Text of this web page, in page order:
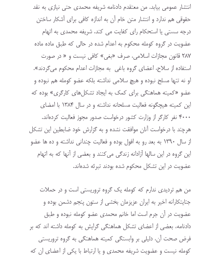
انتشار عمومی بیابد. من معتقدم دادنامه شریفه محمدی حتی نیازی به نقد
حقوقی هم ندارد و انتشار متن خام آن به اندازه کافی برای آشکار ساختن
درجه سستی یا استحکام رای کفایت می کند. شریفه محمدی به اتهام
عضویت در گروه کومله محکوم به اعدام شده در حالی که طبق ماده ماده
۲۸۷ قانون مجازات اسلامی، صرف «بغی» کافی نیست و « در صورت
استفاده از سلاح، اعضای گروه باغی به مجازات اعدام محکوم می‌گردند».
او نه تنها مسلح نبوده و هیچ سلامی نداشته بلکه عضو کومله هم نبوده و
عضو «کمیته هماهنگی برای کمک به ایجاد تشکل‌های کارگری» بوده که
این کمیته هیچگونه فعالیت مسلحانه نداشته و در سال ۱۳۸۴ با امضای
۴۰۰۰ نفر کارگر از وزارت کشور درخواست صدور مجوز فعالیت کرده‌اند.
هرچند با درخواست آنان موافقت نشده و به گزارش خود ضابطین این تشکل
از سال ۱۳۹۰ به بعد رو به افول بوده و فعالیت چندانی نداشته و ده ها عضو
این گروه در این سالها آزادانه زندگی می‌کنند و بعضی از آنها که به اتهام
عضویت در این تشکل محکوم شده بودند تبرئه شده‌اند.
من هم تردیدی ندارم که کومله یک گروه تروریستی است و در حملات
جنایتکارانه اخیر به ایران عزیزمان بخشی از ستون پنجم دشمن بوده و
عضویت در آن جرم است اما خانم محمدی عضو کومله نبوده و طبق
دادنامه، بعضی از اعضای تشکل هماهنگی گرایش به کومله داشته اند که بر
فرض صحت آن، دلیلی بر وابستگی کمیته هماهنگی به گروه تروریستی
کومله نیست و عضویت شریفه محمدی و یا ارتباط با یکی از اعضای ان که